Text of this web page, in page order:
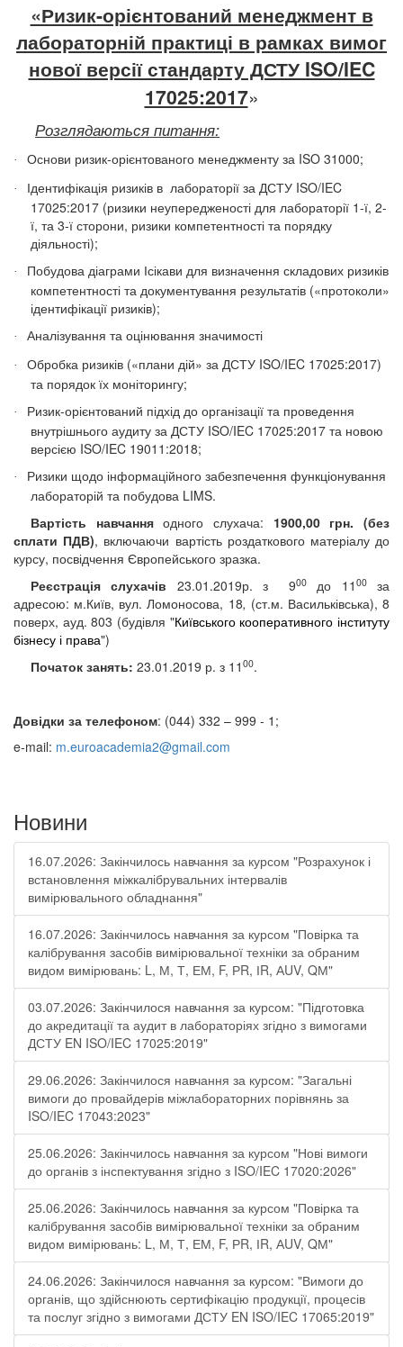
«Ризик-орієнтований менеджмент в
лабораторній практиці в рамках вимог
нової версії стандарту ДСТУ ISO/IEC
17025:2017»
Розглядаються питання:
· Основи ризик-орієнтованого менеджменту за ISO 31000;
· Ідентифікація ризиків в лабораторії за ДСТУ ISO/IEC
17025:2017 (ризики неупередженості для лабораторії 1-ї, 2-
ї, та 3-ї сторони, ризики компетентності та порядку
діяльності);
·
Побудова діаграми Ісікави для визначення складових ризиків
компетентності та документування результатів («протоколи»
ідентифікації ризиків);
· Аналізування та оцінювання значимості
·
Обробка ризиків («плани дій» за ДСТУ ISO/IEC 17025:2017)
та порядок їх моніторингу;
·
Ризик-орієнтований підхід до організації та проведення
внутрішнього аудиту за ДСТУ ISO/IEC 17025:2017 та новою
версією ISO/IEC 19011:2018;
·
Ризики щодо інформаційного забезпечення функціонування
лабораторій та побудова LIMS.
Вартість навчанняодного слухача: 1900,00 грн. (без
сплати ПДВ), включаючи вартість роздаткового матеріалу до
курсу, посвідчення Європейського зразка.
Реєстрація слухачів
23.01.2019р. з 900до 1 1 00за
адресою: м.Київ, вул. Ломоносова, 18, (ст.м. Васильківська), 8
поверх, ауд.803 (будівля "Київського кооперативного інституту
бізнесу і права")
Початок занять: 23.01.2019 р. з 11 00.
Довідки за телефоном: (044) 332 – 999 - 1;
e-mail: m.euroacademia2@gmail.com
Новини
16.07.2026: Закінчилось навчання за курсом "Розрахунок і
встановлення міжкалібрувальних інтервалів
вимірювального обладнання"
16.07.2026: Закінчилось навчання за курсом "Повірка та
калібрування засобів вимірювальної техніки за обраним
видом вимірювань: L, М, Т, ЕМ, F, РR, ІR, АUV, QМ"
03.07.2026: Закінчилося навчання за курсом: "Підготовка
до акредитації та аудит в лабораторіях згідно з вимогами
ДСТУ EN ISO/IEC 17025:2019"
29.06.2026: Закінчилося навчання за курсом: "Загальні
вимоги до провайдерів міжлабораторних порівнянь за
ISO/IEC 17043:2023"
25.06.2026: Закінчилось навчання за курсом "Нові вимоги
до органів з інспектування згідно з ISO/IEC 17020:2026"
25.06.2026: Закінчилось навчання за курсом "Повірка та
калібрування засобів вимірювальної техніки за обраним
видом вимірювань: L, М, Т, ЕМ, F, РR, ІR, АUV, QМ"
24.06.2026: Закінчилося навчання за курсом: "Вимоги до
органів, що здійснюють сертифікацію продукції, процесів
та послуг згідно з вимогами ДСТУ EN ISO/IEC 17065:2019"